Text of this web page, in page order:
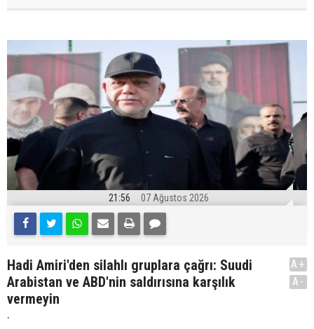
21:56 07 Ağustos 2026
Hadi Amiri'den silahlı gruplara çağrı: Suudi
Arabistan ve ABD'nin saldırısına karşılık
vermeyin
.
A+
A-